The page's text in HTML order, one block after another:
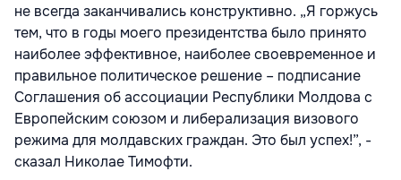
не всегда заканчивались конструктивно. „Я горжусь
тем, что в годы моего президентства было принято
наиболее эффективное, наиболее своевременное и
правильное политическое решение – подписание
Соглашения об ассоциации Республики Молдова с
Европейским союзом и либерализация визового
режима для молдавских граждан. Это был успех!”, -
сказал Николае Тимофти.